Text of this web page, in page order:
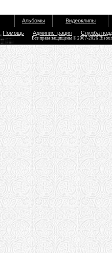
Альбомы Видеоклипы
Помощь Администрация Служба
Все права защищены © 2007-2026